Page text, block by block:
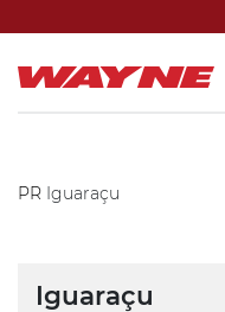
PR Iguaraçu
Iguaraçu